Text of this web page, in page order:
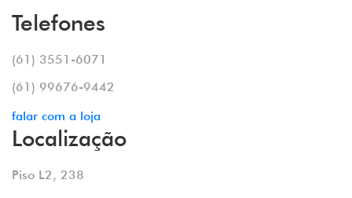
Telefones
(61) 3551-6071
(61) 99676-9442
falar com a loja
Localização
Piso L2, 238